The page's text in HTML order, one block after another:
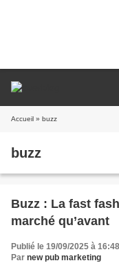
Accueil » buzz
buzz
Buzz : La fast
marché qu’avant
Publié le 19/09/2025 à 16:48
Par new pub marketing